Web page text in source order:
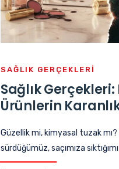
SAĞLIK GERÇEKLERİ
Sağlık
Ürünlerin
Güzellik mi, kimyasal tuzak
sürdüğümüz, saçımıza